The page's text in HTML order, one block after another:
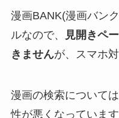
漫画BANK(漫画バン
ルなので、
見開きペ
きませんが、スマホ
漫画の検索について
性が悪くなっています